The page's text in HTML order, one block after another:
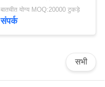
अनुकूल क्रीम पैकेजिंग
बातचीत योग्य MOQ:20000 टुकड़े
संपर्क
सभी